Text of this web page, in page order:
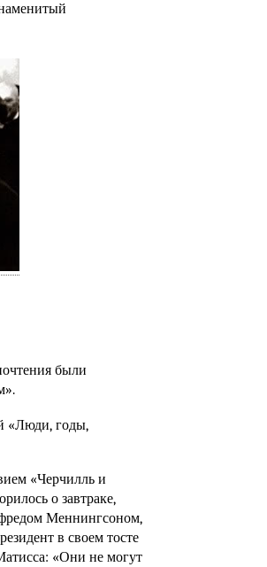
были
«Люди, годы,
«Черчилль и
о завтраке,
Меннингсоном,
в своем тосте
«Они не могут